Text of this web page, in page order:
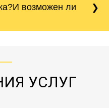
упаковка
картонными
пленкой.
Делаем страховку
от стоимости
услугам страховки
получателя.
баржой.
возможен ли
УСЛУГ